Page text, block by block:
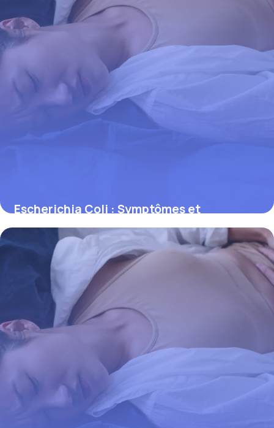
Escherichia Coli : Symptômes et
Prévention
31 mai 2026